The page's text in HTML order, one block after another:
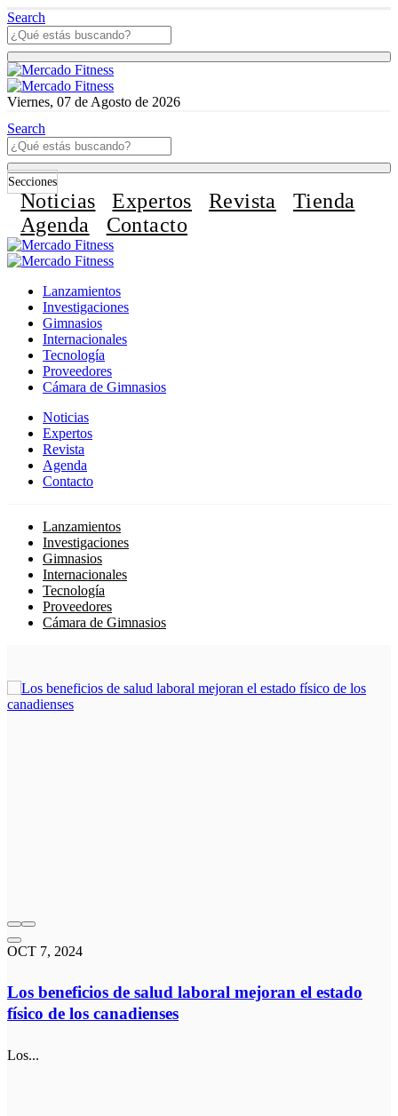
Search
Viernes, 07 de Agosto de 2026
Search
Secciones
Noticias Expertos Revista
Tienda
Agenda
Contacto
Lanzamientos
Investigaciones
Gimnasios
Internacionales
Tecnología
Proveedores
Cámara de Gimnasios
Noticias
Expertos
Revista
Agenda
Contacto
Lanzamientos
Investigaciones
Gimnasios
Internacionales
Tecnología
Proveedores
Cámara de Gimnasios
OCT 7, 2024
Los beneficios de salud laboral mejoran el estado
físico de los canadienses
Los...